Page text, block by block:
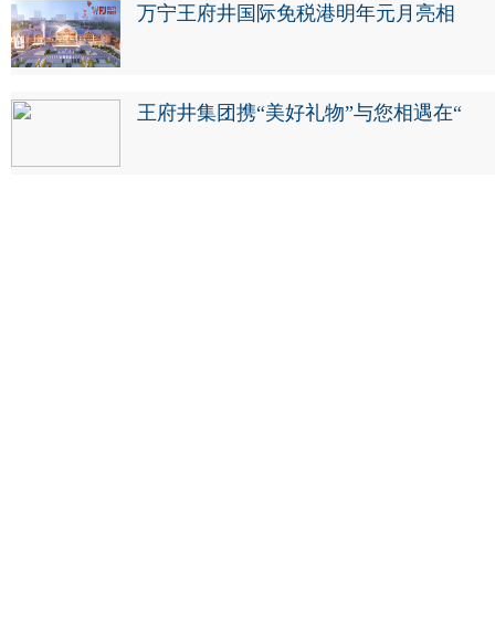
万宁王府井国际免税港明年元月亮相
王府井集团携“美好礼物”与您相遇在“